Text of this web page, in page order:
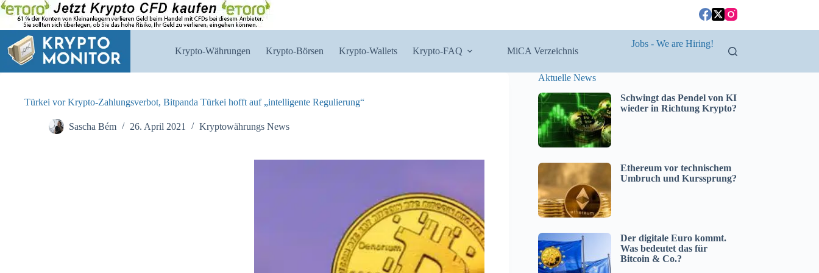
Zum
Inhalt
springen
Krypto-Währungen Krypto-Börsen Krypto-Wallets Krypto-FAQ MiCA Verzeichnis
Jobs - We are Hiring!
Türkei vor Krypto-Zahlungsverbot, Bitpanda Türkei hofft auf „intelligente Regulierung“
Sascha Bém 26. April 2021 Kryptowährungs News
Aktuelle News
Schwingt das Pendel von KI
wieder in Richtung Krypto?
Ethereum vor technischem
Umbruch und Kurssprung?
Der digitale Euro kommt.
Was bedeutet das für
Bitcoin & Co.?